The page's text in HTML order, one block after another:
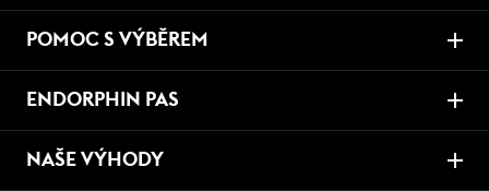
POMOC S VÝBĚREM
ENDORPHIN PAS
NAŠE VÝHODY